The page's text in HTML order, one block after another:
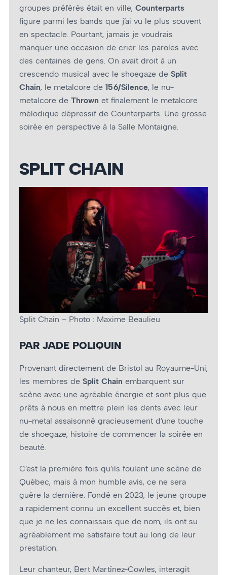
groupes préférés était en ville, Counterparts
figure parmi les bands que j’ai vu le plus souvent
en spectacle. Pourtant, jamais je voudrais
manquer une occasion de crier les paroles avec
des centaines de gens. On avait droit à un
crescendo musical avec le shoegaze de Split
Chain, le metalcore de 156/Silence, le nu-
metalcore de Thrown et finalement le metalcore
mélodique dépressif de Counterparts. Une grosse
soirée en perspective à la Salle Montaigne.
SPLIT CHAIN
Split Chain – Photo : Maxime Beaulieu
PAR JADE POLIQUIN
Provenant directement de Bristol au Royaume-Uni,
les membres de Split Chain embarquent sur
scène avec une agréable énergie et sont plus que
prêts à nous en mettre plein les dents avec leur
nu-metal assaisonné gracieusement d’une touche
de shoegaze, histoire de commencer la soirée en
beauté.
C’est la première fois qu’ils foulent une scène de
Québec, mais à mon humble avis, ce ne sera
guère la dernière. Fondé en 2023, le jeune groupe
a rapidement connu un excellent succès et, bien
que je ne les connaissais que de nom, ils ont su
agréablement me satisfaire tout au long de leur
prestation.
Leur chanteur, Bert Martínez-Cowles, interagit